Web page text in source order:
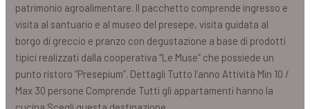
patrimonio agroalimentare. Il pacchetto comprende ingresso e
visita al santuario e al museo del presepe, visita guidata al
borgo di greccio e pranzo con degustazione a base di prodotti
tipici realizzati dalla cooperativa “Le Muse” che possiede un
punto ristoro “Presepium”. Dettagli Tutto l’anno Attività Min 10 /
Max 30 persone Comprende Tutti gli appartamenti hanno la